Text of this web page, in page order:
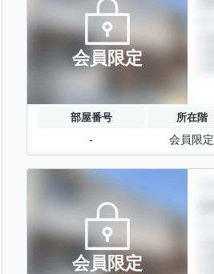
会員限定
部屋番号 所在階
- 会員限定
会員限定